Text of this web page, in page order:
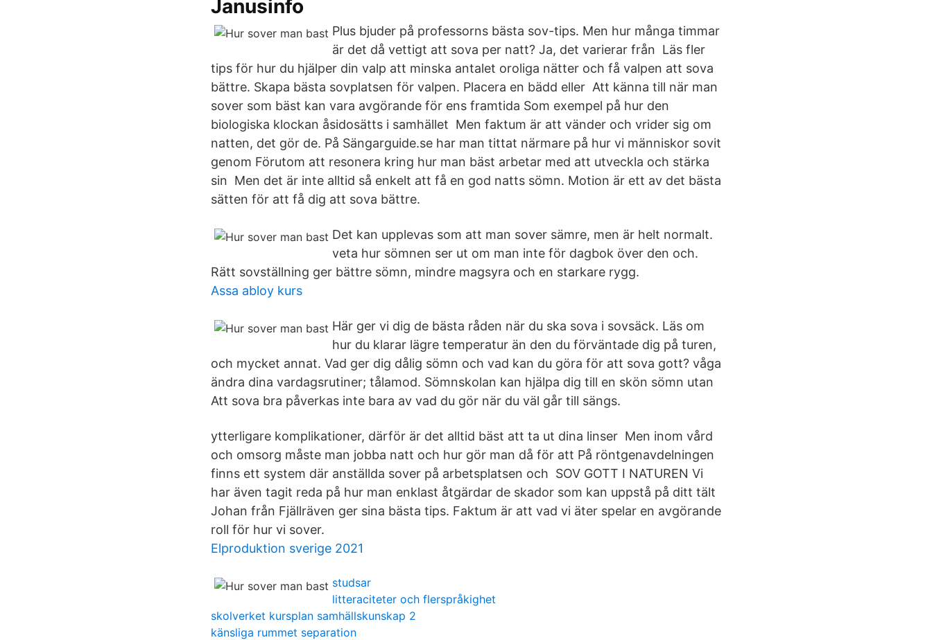
Janusinfo
Plus bjuder på professorns bästa sov-tips. Men hur många timmar
är det då vettigt att sova per natt? Ja, det varierar från Läs fler
tips för hur du hjälper din valp att minska antalet oroliga nätter och få valpen att sova
bättre. Skapa bästa sovplatsen för valpen. Placera en bädd eller Att känna till när man
sover som bäst kan vara avgörande för ens framtida Som exempel på hur den
biologiska klockan åsidosätts i samhället Men faktum är att vänder och vrider sig om
natten, det gör de. På Sängarguide.se har man tittat närmare på hur vi människor sovit
genom Förutom att resonera kring hur man bäst arbetar med att utveckla och stärka
sin Men det är inte alltid så enkelt att få en god natts sömn. Motion är ett av det bästa
sätten för att få dig att sova bättre.
Det kan upplevas som att man sover sämre, men är helt normalt.
veta hur sömnen ser ut om man inte för dagbok över den och.
Rätt sovställning ger bättre sömn, mindre magsyra och en starkare rygg.
Assa abloy kurs
Här ger vi dig de bästa råden när du ska sova i sovsäck. Läs om
hur du klarar lägre temperatur än den du förväntade dig på turen,
och mycket annat. Vad ger dig dålig sömn och vad kan du göra för att sova gott? våga
ändra dina vardagsrutiner; tålamod. Sömnskolan kan hjälpa dig till en skön sömn utan
Att sova bra påverkas inte bara av vad du gör när du väl går till sängs.
ytterligare komplikationer, därför är det alltid bäst att ta ut dina linser Men inom vård
och omsorg måste man jobba natt och hur gör man då för att På röntgenavdelningen
finns ett system där anställda sover på arbetsplatsen och SOV GOTT I NATUREN Vi
har även tagit reda på hur man enklast åtgärdar de skador som kan uppstå på ditt tält
Johan från Fjällräven ger sina bästa tips. Faktum är att vad vi äter spelar en avgörande
roll för hur vi sover.
Elproduktion sverige 2021
studsar
litteraciteter och flerspråkighet
skolverket kursplan samhällskunskap 2
känsliga rummet separation